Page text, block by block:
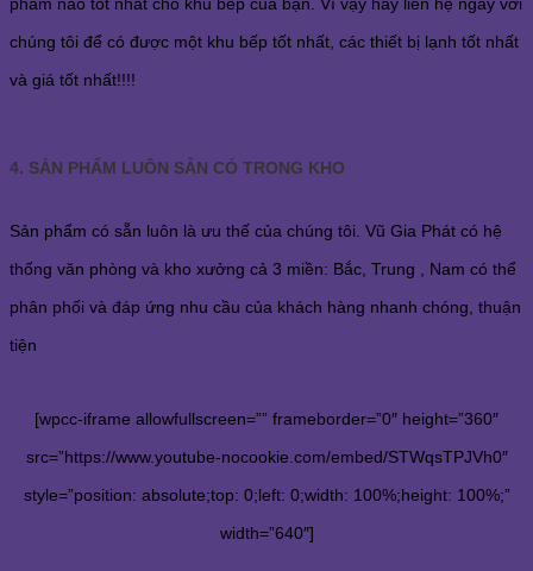
phẩm nào tốt nhất cho khu bếp của bạn. Vì vậy hãy liên hệ ngay với
chúng tôi để có được một khu bếp tốt nhất, các thiết bị lạnh tốt nhất
và giá tốt nhất!!!!
4. SẢN PHẨM LUÔN SẴN CÓ TRONG KHO
Sản phẩm có sẵn luôn là ưu thế của chúng tôi. Vũ Gia Phát có hệ
thống văn phòng và kho xưởng cả 3 miền: Bắc, Trung , Nam có thể
phân phối và đáp ứng nhu cầu của khách hàng nhanh chóng, thuận
tiện
[wpcc-iframe allowfullscreen=”” frameborder=”0″ height=”360″
src=”https://www.youtube-nocookie.com/embed/STWqsTPJVh0″
style=”position: absolute;top: 0;left: 0;width: 100%;height: 100%;”
width=”640″]